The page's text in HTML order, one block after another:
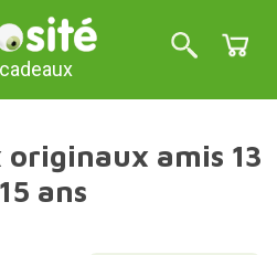
originaux amis 13
ans